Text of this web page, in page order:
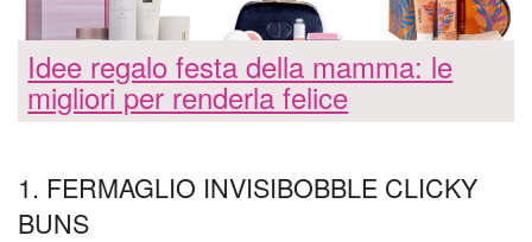
Idee regalo festa della mamma: le
migliori per renderla felice
1. FERMAGLIO INVISIBOBBLE CLICKY
BUNS